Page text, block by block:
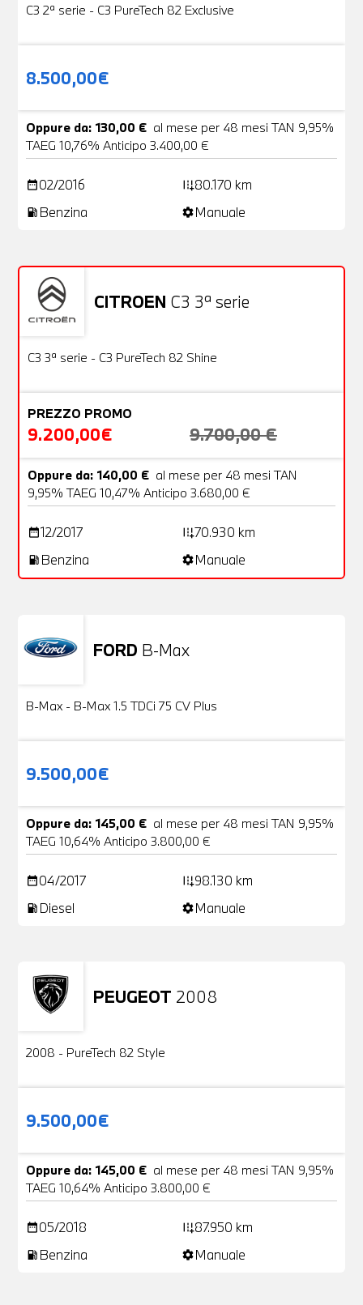
C3 2ª serie - C3 PureTech 82 Exclusive
8.500,00€
Oppure da: 130,00 € al mese per 48 mesi TAN 9,95%
TAEG 10,76% Anticipo 3.400,00 €
date_range02/2016 add_road80.170 km
local_gas_station Benzina settingsManuale
CITROEN C3 3ª serie
OFFERTA
Usato
C3 3ª serie - C3 PureTech 82 Shine
PREZZO PROMO
9.200,00€ 9.700,00 €
Oppure da: 140,00 € al mese per 48 mesi TAN
9,95% TAEG 10,47% Anticipo 3.680,00 €
date_range12/2017 add_road70.930 km
local_gas_station Benzina settingsManuale
FORD B-Max
B-Max - B-Max 1.5 TDCi 75 CV Plus
9.500,00€
Oppure da: 145,00 € al mese per 48 mesi TAN 9,95%
TAEG 10,64% Anticipo 3.800,00 €
date_range04/2017 add_road98.130 km
local_gas_station Diesel settingsManuale
PEUGEOT 2008
Usato
2008 - PureTech 82 Style
9.500,00€
Oppure da: 145,00 € al mese per 48 mesi TAN 9,95%
TAEG 10,64% Anticipo 3.800,00 €
date_range05/2018 add_road87.950 km
local_gas_station Benzina settingsManuale